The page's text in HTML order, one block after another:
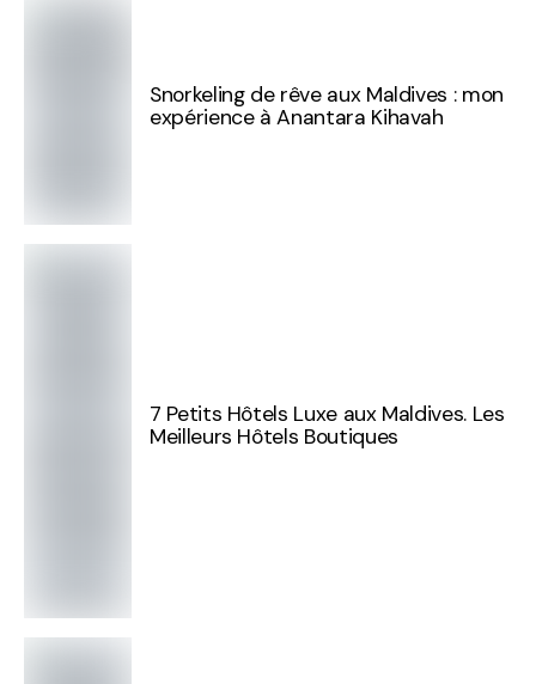
Snorkeling de rêve aux Maldives : mon
expérience à Anantara Kihavah
7 Petits Hôtels Luxe aux Maldives. Les
Meilleurs Hôtels Boutiques